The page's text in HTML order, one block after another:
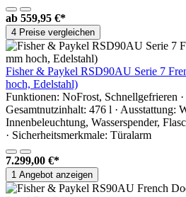
ab 559,95 €*
4 Preise vergleichen
Fisher & Paykel RSD90AU Serie 7
hoch, Edelstahl)
Funktionen: NoFrost, Schnellgefrieren ·
Gesamtnutzinhalt: 476 l · Ausstattung:
Innenbeleuchtung, Wasserspender,
· Sicherheitsmerkmale: Türalarm
7.299,00 €*
1 Angebot anzeigen